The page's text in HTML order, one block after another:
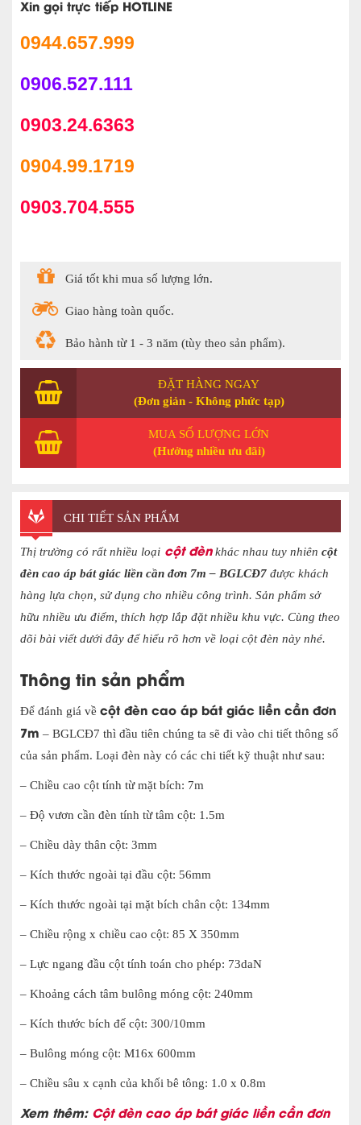
Xin gọi trực tiếp HOTLINE
0944.657.999
0906.527.111
0903.24.6363
0904.99.1719
0903.704.555
Giá tốt khi mua số lượng lớn.
Giao hàng toàn quốc.
Bảo hành từ 1 - 3 năm (tùy theo sản phẩm).
ĐẶT HÀNG NGAY
(Đơn giản - Không phức tạp)
MUA SỐ LƯỢNG LỚN
(Hưởng nhiều ưu đãi)
CHI TIẾT SẢN PHẨM
Thị trường có rất nhiều loại cột đènkhác nhau tuy nhiên cột
đèn cao áp bát giác liền cần đơn 7m – BGLCĐ7 được khách
hàng lựa chọn, sử dụng cho nhiều công trình. Sản phẩm sở
hữu nhiều ưu điểm, thích hợp lắp đặt nhiều khu vực. Cùng theo
dõi bài viết dưới đây để hiểu rõ hơn về loại cột đèn này nhé.
Thông tin sản phẩm
Để đánh giá về cột đèn cao áp bát giác liền cần đơn
7m – BGLCĐ7 thì đầu tiên chúng ta sẽ đi vào chi tiết thông số
của sản phẩm. Loại đèn này có các chi tiết kỹ thuật như sau:
– Chiều cao cột tính từ mặt bích: 7m
– Độ vươn cần đèn tính từ tâm cột: 1.5m
– Chiều dày thân cột: 3mm
– Kích thước ngoài tại đầu cột: 56mm
– Kích thước ngoài tại mặt bích chân cột: 134mm
– Chiều rộng x chiều cao cột: 85 X 350mm
– Lực ngang đầu cột tính toán cho phép: 73daN
– Khoảng cách tâm bulông móng cột: 240mm
– Kích thước bích đế cột: 300/10mm
– Bulông móng cột: M16x 600mm
– Chiều sâu x cạnh của khối bê tông: 1.0 x 0.8m
Xem thêm: Cột đèn cao áp bát giác liền cần đơn